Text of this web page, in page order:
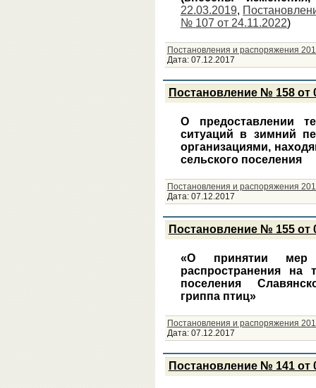
22.03.2019,
№ 107 от 24.11.2022)
Постановления и распоряжения
Дата: 07.12.2017
Постановление № 158 от
О предоставлении
ситуаций в зимний
организациями,
сельского поселения
Постановления и распоряжения
Дата: 07.12.2017
Постановление № 155 от
«О принятии мер
распространения на
поселения
гриппа птиц»
Постановления и распоряжения
Дата: 07.12.2017
Постановление № 141 от